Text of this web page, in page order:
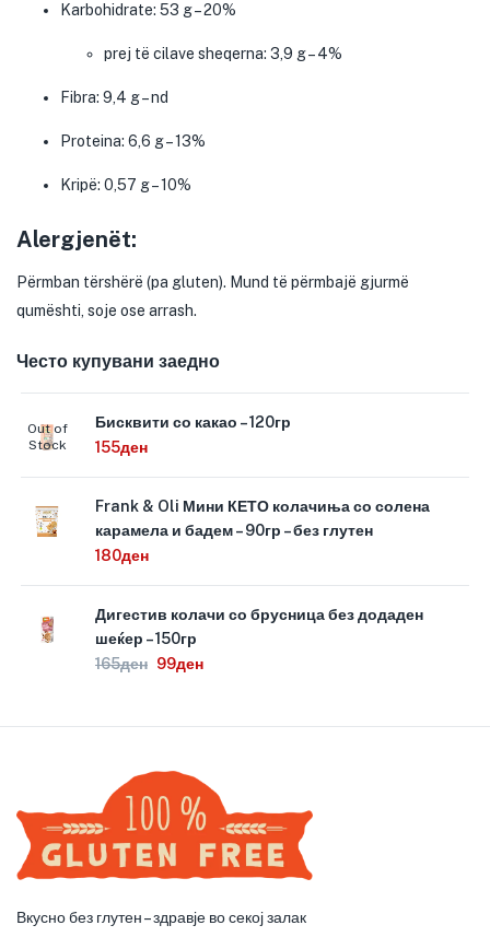
Karbohidrate: 53 g – 20%
prej të cilave sheqerna: 3,9 g – 4%
Fibra: 9,4 g – nd
Proteina: 6,6 g – 13%
Kripë: 0,57 g – 10%
Alergjenët:
Përmban tërshërë (pa gluten). Mund të përmbajë gjurmë
qumështi, soje ose arrash.
Често купувани заедно
Out of
Stock
Бисквити со какао – 120гр
155ден
Frank & Oli Мини КЕТО колачиња со солена
карамела и бадем – 90гр – без глутен
180ден
Дигестив колачи со брусница без додаден
шеќер – 150гр
165ден 99ден
Вкусно без глутен – здравје во секој залак